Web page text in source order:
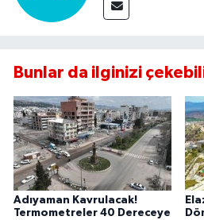
Bunlar da ilginizi
Adıyaman Kavrulacak!
Termometreler 40 Dereceye